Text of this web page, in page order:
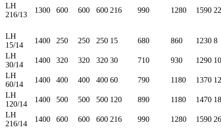
LH
216/13
1300 600 600 600 216 990 1280 1590 22
LH
15/14
1400 250 250 250 15 680 860 1230 8
LH
30/14
1400 320 320 320 30 710 930 1290 10
LH
60/14
1400 400 400 400 60 790 1180 1370 12
LH
120/14
1400 500 500 500 120 890 1180 1470 18
LH
216/14
1400 600 600 600 216 990 1280 1590 26